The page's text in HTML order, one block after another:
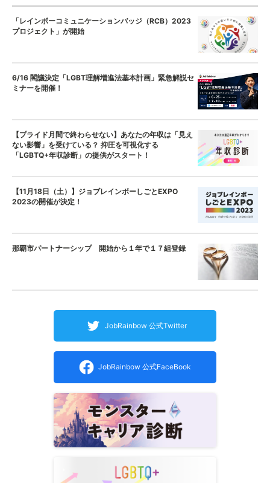
「レインボーコミュニケーションバッジ（RCB）2023
プロジェクト」が開始
6/16 閣議決定「LGBT理解増進法基本計画」緊急解説セ
ミナーを開催！
【プライド月間で終わらせない】あなたの年収は「見え
ない影響」を受けている？ 抑圧を可視化する
「LGBTQ+年収診断」の提供がスタート！
【11月18日（土）】ジョブレインボーしごとEXPO
2023の開催が決定！
那覇市パートナーシップ 開始から１年で１７組登録
JobRainbow 公式Twitter
JobRainbow 公式FaceBook